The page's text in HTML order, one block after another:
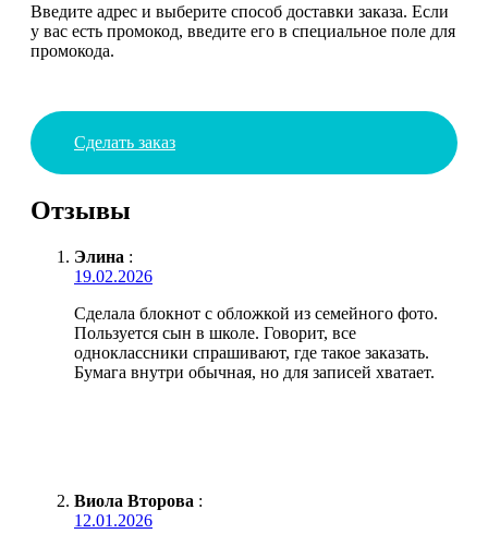
Введите адрес и выберите способ доставки заказа. Если
у вас есть промокод, введите его в специальное поле для
промокода.
Сделать заказ
Отзывы
Элина :
19.02.2026
Сделала блокнот с обложкой из семейного фото.
Пользуется сын в школе. Говорит, все
одноклассники спрашивают, где такое заказать.
Бумага внутри обычная, но для записей хватает.
Виола Второва :
12.01.2026